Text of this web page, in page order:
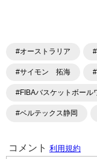
#オーストラリア
#サイモン 拓海
#FIBAバスケットボール
#ベルテックス静岡